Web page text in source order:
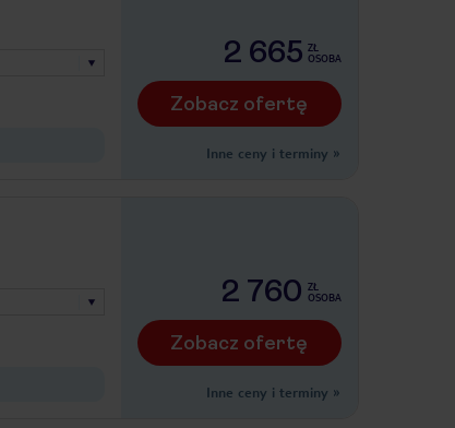
2 665 ZŁ
OSOBA
Zobacz ofertę
Inne ceny i terminy »
2 760 ZŁ
OSOBA
Zobacz ofertę
Inne ceny i terminy »